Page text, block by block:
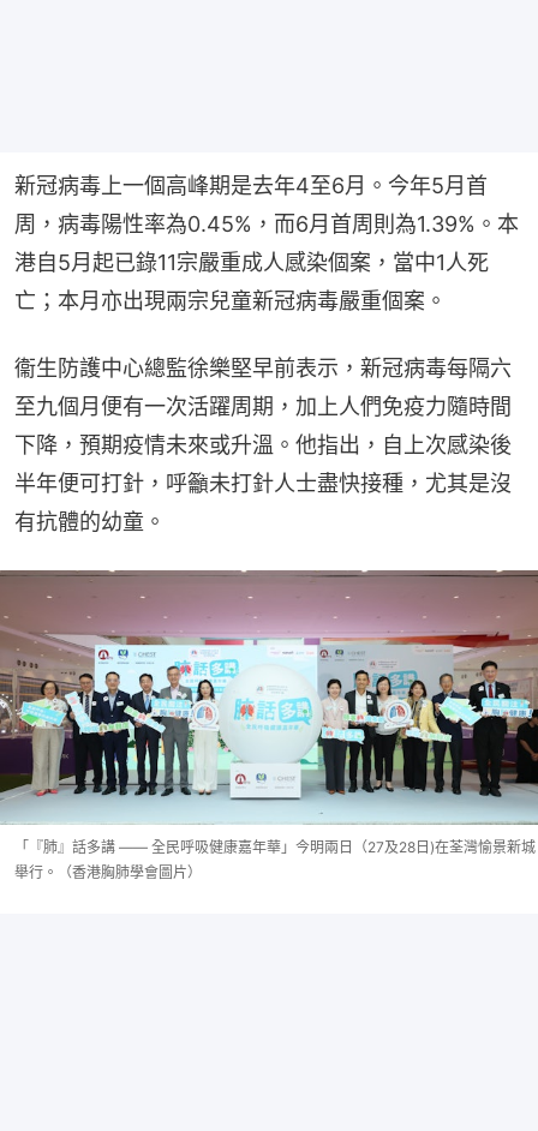
新冠病毒上一個高峰期是去年4至6月。今年5月首
周，病毒陽性率為0.45%，而6月首周則為1.39%。本
港自5月起已錄11宗嚴重成人感染個案，當中1人死
亡；本月亦出現兩宗兒童新冠病毒嚴重個案。
衞生防護中心總監徐樂堅早前表示，新冠病毒每隔六
至九個月便有一次活躍周期，加上人們免疫力隨時間
下降，預期疫情未來或升溫。他指出，自上次感染後
半年便可打針，呼籲未打針人士盡快接種，尤其是沒
有抗體的幼童。
「『肺』話多講 —— 全民呼吸健康嘉年華」今明兩日（27及28日)在荃灣愉景新城
舉行。（香港胸肺學會圖片）